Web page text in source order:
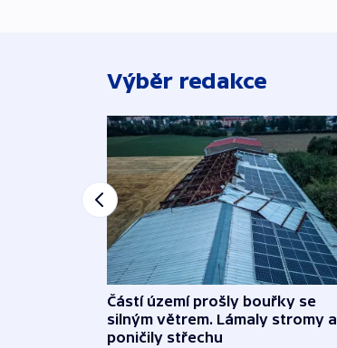
Výběr redakce
Částí území prošly bouřky se
silným větrem. Lámaly stromy a
poničily střechu